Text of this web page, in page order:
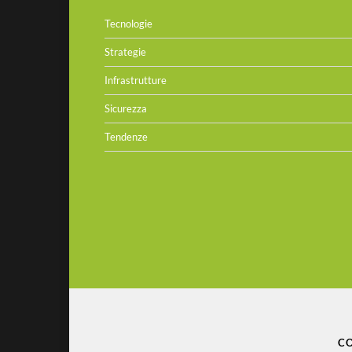
Tecnologie
Strategie
Infrastrutture
Sicurezza
Tendenze